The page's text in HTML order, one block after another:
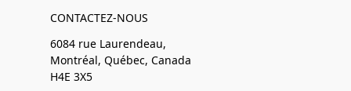
CONTACTEZ-NOUS
6084 rue Laurendeau,
Montréal, Québec, Canada
H4E 3X5